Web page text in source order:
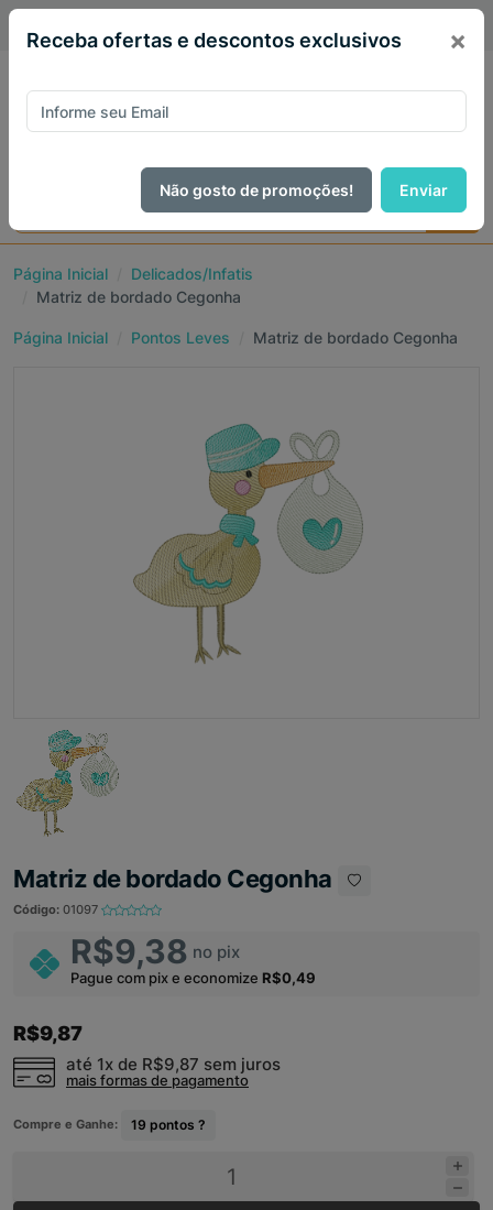
Página Inicial
Delicados/Infatis
Matriz de bordado Cegonha
Página Inicial Pontos Leves Matriz de bordado Cegonha
Matriz de bordado Cegonha
Código: 01097
R$9,38 no pix
Pague com pix e economize R$0,49
R$9,87
até 1x de R$9,87 sem juros
mais formas de pagamento
Compre e Ganhe: 19 pontos ?
Receba ofertas e descontos exclusivos ×
Não gosto de promoções! Enviar